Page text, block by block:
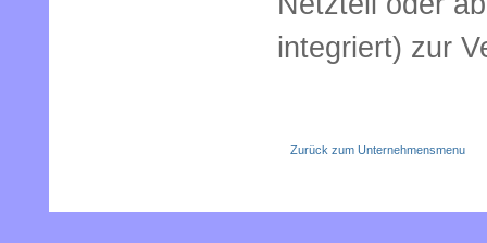
integriert) zur
Zurück zum Unternehmensmenu